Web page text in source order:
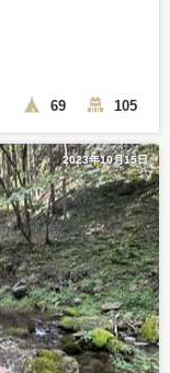
69 105
2023年10月15日